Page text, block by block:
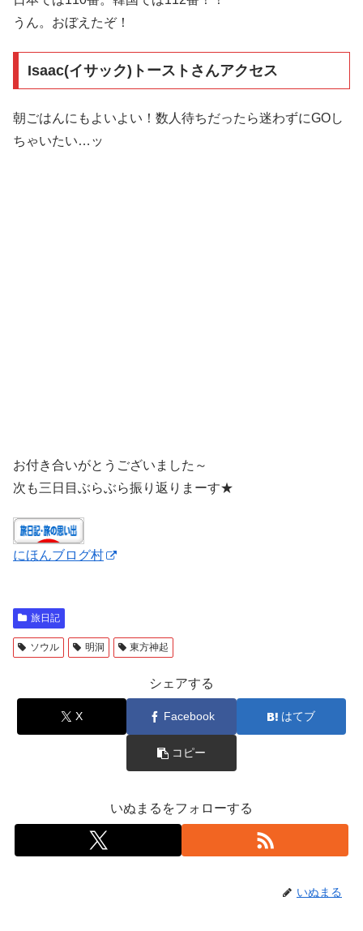
うん。おぼえたぞ！
Isaac(イサック)トーストさんアクセス
朝ごはんにもよいよい！数人待ちだったら迷わずにGOし
ちゃいたい…ッ
お付き合いがとうございました～
次も三日目ぶらぶら振り返りまーす★
にほんブログ村
旅日記
ソウル 明洞 東方神起
シェアする
X Facebook はてブ
コピー
いぬまるをフォローする
いぬまる